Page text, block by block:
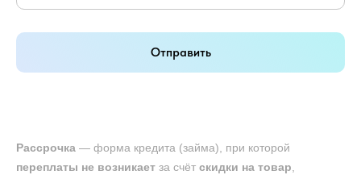
Отправить
Рассрочка — форма кредита (займа), при которой
переплаты не возникает за счёт скидки на товар